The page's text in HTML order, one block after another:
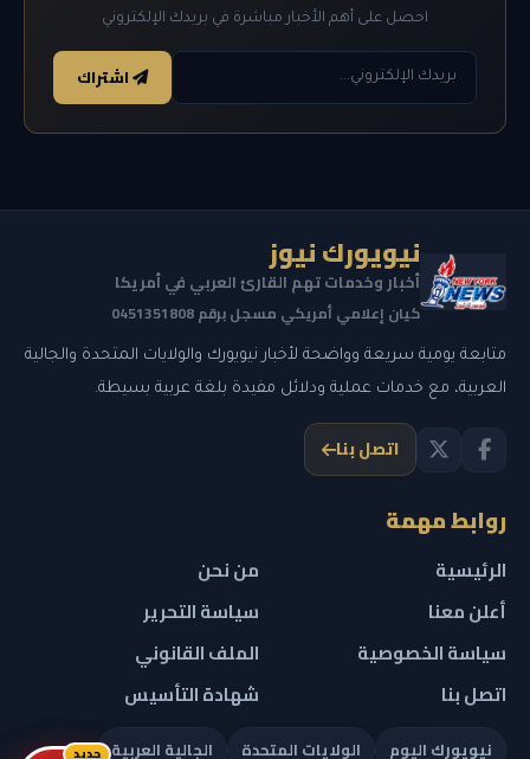
احصل على أهم الأخبار مباشرة في بريدك الإلكتروني
اشتراك
نيويورك نيوز
أخبار وخدمات تهم القارئ العربي في أمريكا
كيان إعلامي أمريكي مسجل برقم 0451351808
متابعة يومية سريعة وواضحة لأخبار نيويورك والولايات المتحدة والجالية
العربية، مع خدمات عملية ودلائل مفيدة بلغة عربية بسيطة.
اتصل بنا
روابط مهمة
الرئيسية
من نحن
أعلن معنا
سياسة التحرير
سياسة الخصوصية
الملف القانوني
اتصل بنا
شهادة التأسيس
نيويورك اليوم الولايات المتحدة الجالية العربية جديد